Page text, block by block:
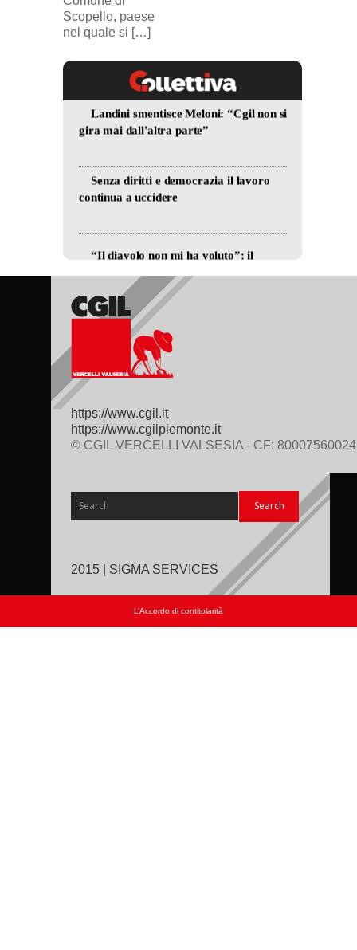
Scopello, paese
nel quale si […]
https://www.cgil.it
https://www.cgilpiemonte.it
© CGIL VERCELLI VALSESIA - CF: 80007560024
2015 | SIGMA SERVICES
L’Accordo di contitolarità